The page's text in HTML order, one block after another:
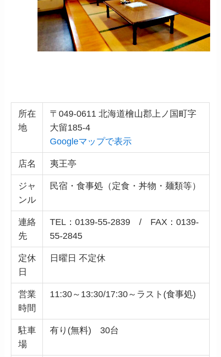
所在
地
〒049-0611 北海道檜山郡上ノ国町字
大留185-4
Googleマップで表示
店名 夷王亭
ジャ
ンル
民宿・食事処（定食・丼物・麺類等）
連絡
先
TEL：0139-55-2839 / FAX：0139-
55-2845
定休
日
日曜日 不定休
営業
時間
11:30～13:30/17:30～ラスト(食事処)
駐車
場
有り(無料) 30台